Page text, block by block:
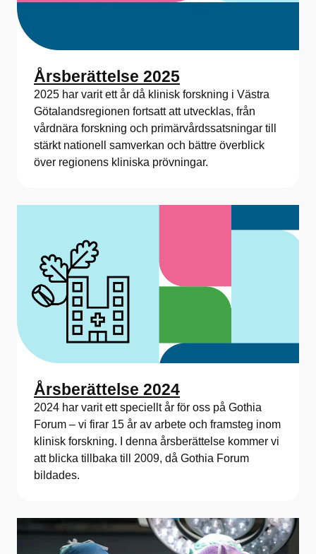
Årsberättelse 2025
2025 har varit ett år då klinisk forskning i Västra
Götalandsregionen fortsatt att utvecklas, från
vårdnära forskning och primärvårdssatsningar till
stärkt nationell samverkan och bättre överblick
över regionens kliniska prövningar.
Årsberättelse 2024
2024 har varit ett speciellt år för oss på Gothia
Forum – vi firar 15 år av arbete och framsteg inom
klinisk forskning. I denna årsberättelse kommer vi
att blicka tillbaka till 2009, då Gothia Forum
bildades.